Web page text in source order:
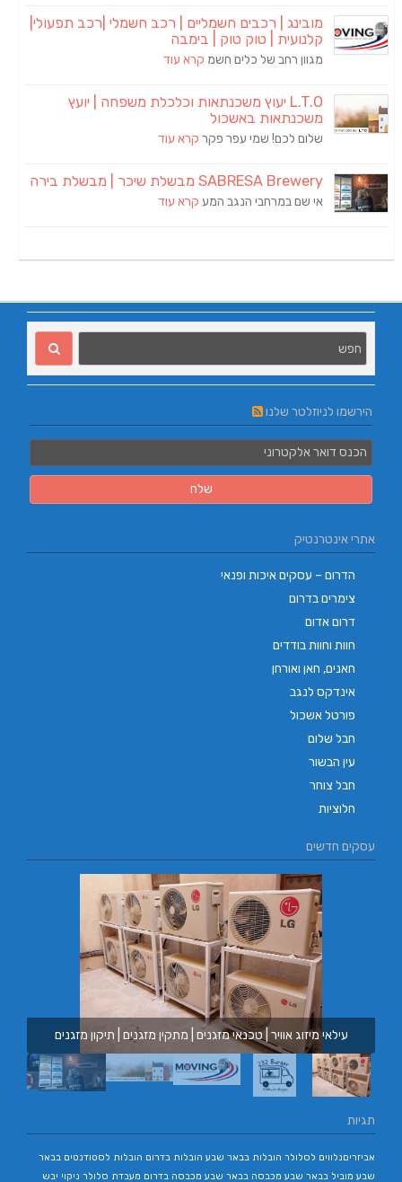
מובינג | רכבים חשמליים | רכב חשמלי |רכב תפעולי|
קלנועית | טוק טוק | בימבה
מגוון רחב של כלים חשמקרא עוד
L.T.O יעוץ משכנתאות וכלכלת משפחה | יועץ
משכנתאות באשכול
שלום לכם! שמי עפר פקרקרא עוד
SABRESA Brewery מבשלת שיכר | מבשלת בירה
אי שם במרחבי הנגב המעקרא עוד
הירשמו לניוזלטר שלנו
אתרי אינטרנטיק
הדרום – עסקים איכות ופנאי
צימרים בדרום
דרום אדום
חוות וחוות בודדים
חאנים, חאן ואורחן
אינדקס לנגב
פורטל אשכול
חבל שלום
עין הבשור
חבל צוחר
חלוציות
עסקים חדשים
עילאי מיזוג אוויר | טכנאי מזגנים | מתקין מזגנים | תיקון מזגנים
תגיות
אביזריםנלווים לסלולר הובלות בבאר שבע הובלות בדרום הובלות לסטודנטים בבאר
שבע מוביל בבאר שבע מכבסה בבאר שבע מכבסה בדרום מעבדת סלולר ניקוי יבש